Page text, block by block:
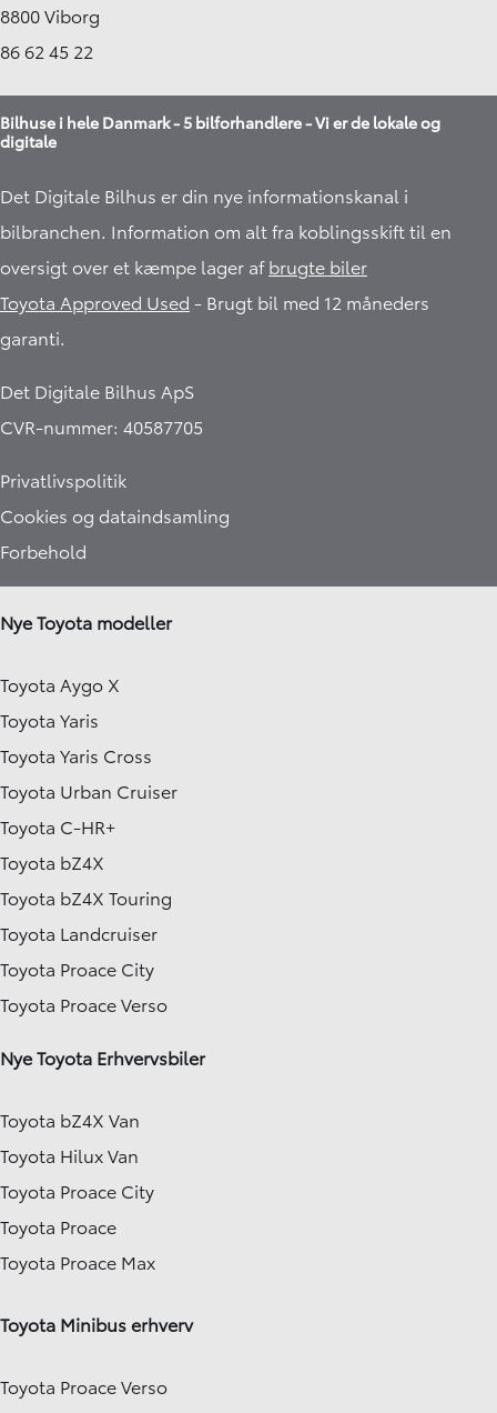
8800 Viborg
86 62 45 22
Bilhuse i hele Danmark - 5 bilforhandlere - Vi er de lokale og
digitale
Det Digitale Bilhus er din nye informationskanal i
bilbranchen. Information om alt fra koblingsskift til en
oversigt over et kæmpe lager afbrugte biler
Toyota Approved Used - Brugt bil med 12 måneders
garanti.​
Det Digitale Bilhus ApS
CVR-nummer: 40587705
Privatlivspolitik
Cookies og dataindsamling
Forbehold
Nye Toyota modeller
Toyota Aygo X
Toyota Yaris
Toyota Yaris Cross
Toyota Urban Cruiser
Toyota C-HR+
Toyota bZ4X
Toyota bZ4X Touring
Toyota Landcruiser
Toyota Proace City
Toyota Proace Verso
Nye Toyota Erhvervsbiler
Toyota bZ4X Van
Toyota Hilux Van
Toyota Proace City
Toyota Proace
Toyota Proace Max
Toyota Minibus erhverv
Toyota Proace Verso